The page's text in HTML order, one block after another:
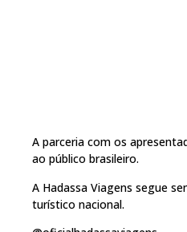
A parceria com os
ao público brasileiro.
A Hadassa Viagens segue
turístico nacional.